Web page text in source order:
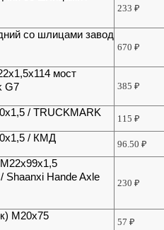
233₽
со шлицами завод
670₽
мост
G7
385₽
/ TRUCKMARK
115₽
/ КМД
96.50₽
Shaanxi Hande Axle
230₽
М20х75
57₽